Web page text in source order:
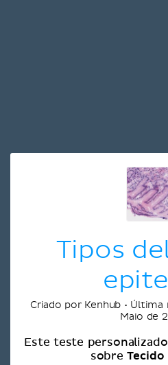
Tipos
Criado por Kenhub •
Maio de
Este teste
sobre